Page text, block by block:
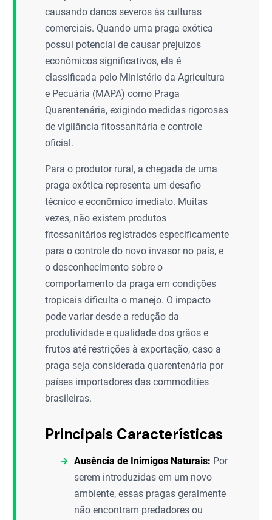
causando danos severos às culturas
comerciais. Quando uma praga exótica
possui potencial de causar prejuízos
econômicos significativos, ela é
classificada pelo Ministério da Agricultura
e Pecuária (MAPA) como Praga
Quarentenária, exigindo medidas rigorosas
de vigilância fitossanitária e controle
oficial.
Para o produtor rural, a chegada de uma
praga exótica representa um desafio
técnico e econômico imediato. Muitas
vezes, não existem produtos
fitossanitários registrados especificamente
para o controle do novo invasor no país, e
o desconhecimento sobre o
comportamento da praga em condições
tropicais dificulta o manejo. O impacto
pode variar desde a redução da
produtividade e qualidade dos grãos e
frutos até restrições à exportação, caso a
praga seja considerada quarentenária por
países importadores das commodities
brasileiras.
Principais Características
Ausência de Inimigos Naturais: Por
serem introduzidas em um novo
ambiente, essas pragas geralmente
não encontram predadores ou